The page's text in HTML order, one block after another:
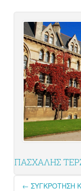
ΠΑΣΧΑΛΗΣ
Post
← ΣΥΓΚΡΟΤΗΣΗ